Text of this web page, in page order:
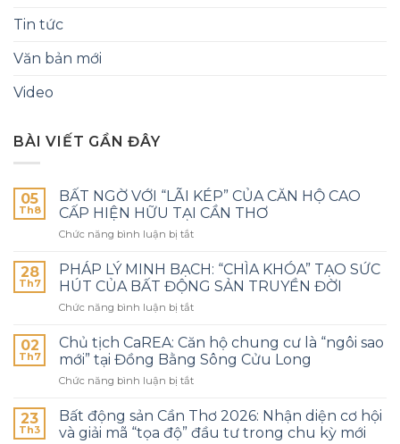
Tin tức
Văn bản mới
Video
BÀI VIẾT GẦN ĐÂY
05
Th8
BẤT NGỜ VỚI “LÃI KÉP” CỦA CĂN HỘ CAO
CẤP HIỆN HỮU TẠI CẦN THƠ
Chức năng bình luận bị tắt
28
Th7
PHÁP LÝ MINH BẠCH: “CHÌA KHÓA” TẠO SỨC
HÚT CỦA BẤT ĐỘNG SẢN TRUYỀN ĐỜI
Chức năng bình luận bị tắt
02
Th7
Chủ tịch CaREA: Căn hộ chung cư là “ngôi sao
mới” tại Đồng Bằng Sông Cửu Long
Chức năng bình luận bị tắt
23
Th3
Bất động sản Cần Thơ 2026: Nhận diện cơ hội
và giải mã “tọa độ” đầu tư trong chu kỳ mới